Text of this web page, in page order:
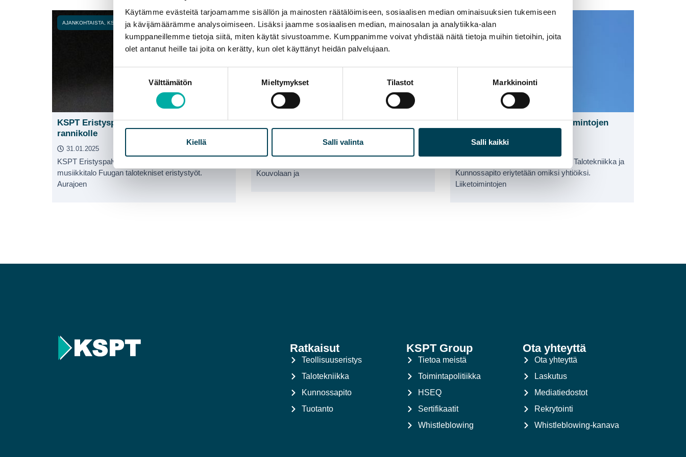
Käytämme evästeitä tarjoamamme sisällön ja mainosten räätälöimiseen, sosiaalisen median ominaisuuksien tukemiseen
ja kävijämäärämme analysoimiseen. Lisäksi jaamme sosiaalisen median, mainosalan ja analytiikka-alan
kumppaneillemme tietoja siitä, miten käytät sivustoamme. Kumppanimme voivat yhdistää näitä tietoja muihin tietoihin, joita
olet antanut heille tai joita on kerätty, kun olet käyttänyt heidän palvelujaan.
Välttämätön Mieltymykset Tilastot Markkinointi
Kiellä Salli valinta Salli kaikki
AJANKOHTAISTA, KSPT ERISTYSPALVELUT OY
KSPT Eristyspalvelut Oy laajentaa länsi-
rannikolle
31.01.2025
KSPT Eristyspalvelut Oy toteuttaa Turussa
musiikkitalo Fuugan talotekniset eristystyöt.
Aurajoen
AJANKOHTAISTA ,KSPT-INSULATION OY
KSPT-Insulation Oy:n uudet tilat
Kouvolaan ja
AJANKOHTAISTA
KSPT-Insulation Oy:n liiketoimintojen
KSPT:n liiketoiminnoista Teollisuus, Talotekniikka ja
Kunnossapito eriytetään omiksi yhtiöiksi.
Liiketoimintojen
Ratkaisut
Teollisuuseristys
Talotekniikka
Kunnossapito
Tuotanto
KSPT Group
Tietoa meistä
Toimintapolitiikka
HSEQ
Sertifikaatit
Whistleblowing
Ota yhteyttä
Ota yhteyttä
Laskutus
Mediatiedostot
Rekrytointi
Whistleblowing-kanava